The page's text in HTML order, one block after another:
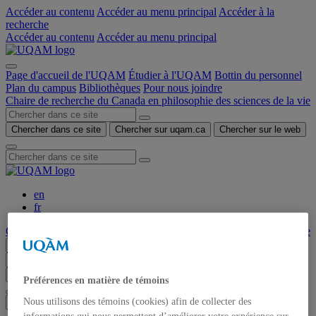
Accéder au contenu Accéder au menu principal Accéder à la
recherche
Accéder au contenu Accéder au menu principal
Page d'accueil de l'UQAM Étudier à l'UQAM Bottin du personnel
Plan du campus Bibliothèques Pour nous joindre
Chaire de recherche du Canada en philosophie des sciences de la vie
Chercher dans ce site Chercher sur uqam.ca Chercher sur le web
en
fr
Chaire de recherche du Canada en philosophie des sciences de la vie
Menu
Chercher dans ce site Chercher sur uqam.ca
Préférences en matière de témoins
Nous utilisons des témoins (cookies) afin de collecter des